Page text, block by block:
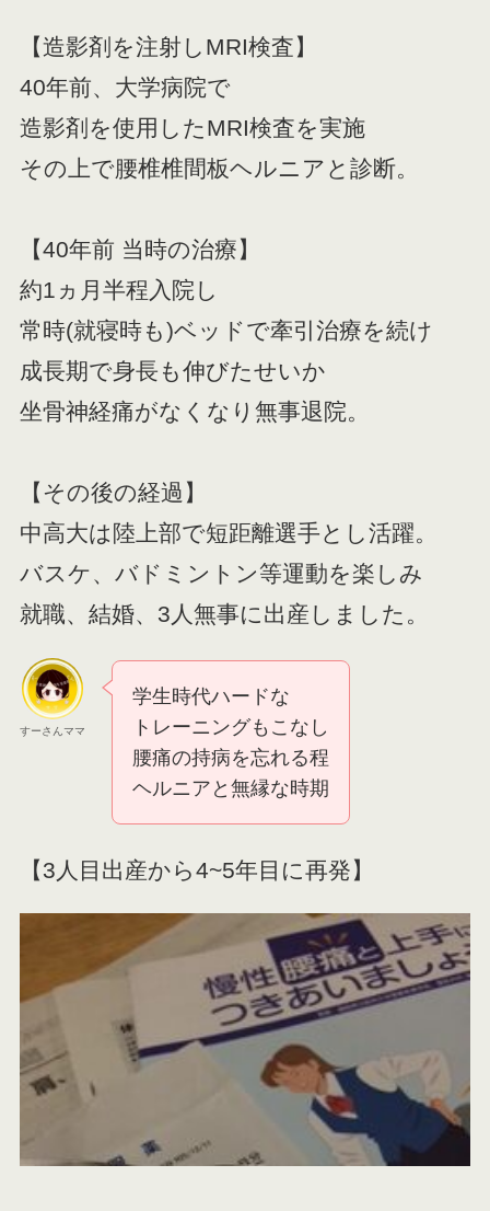
【造影剤を注射しMRI検査】
40年前、大学病院で
造影剤を使用したMRI検査を実施
その上で腰椎椎間板ヘルニアと診断。
【40年前 当時の治療】
約1ヵ月半程入院し
常時(就寝時も)ベッドで牽引治療を続け
成長期で身長も伸びたせいか
坐骨神経痛がなくなり無事退院。
【その後の経過】
中高大は陸上部で短距離選手とし活躍。
バスケ、バドミントン等運動を楽しみ
就職、結婚、3人無事に出産しました。
すーさんママ
学生時代ハードな
トレーニングもこなし
腰痛の持病を忘れる程
ヘルニアと無縁な時期
【3人目出産から4~5年目に再発】